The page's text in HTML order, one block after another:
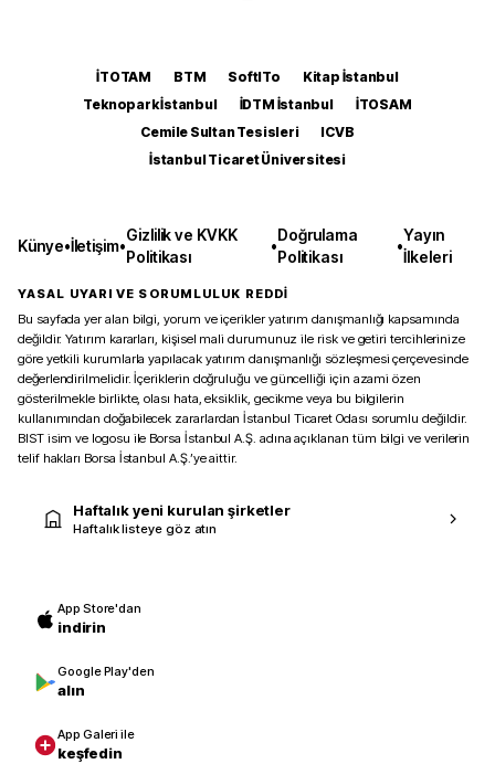
İTOTAM BTM SoftITo
Kitap İstanbul
Teknopark İstanbul
İDTM İstanbul
İTOSAM
Cemile Sultan Tesisleri
ICVB
İstanbul Ticaret Üniversitesi
Künye•İletişim•
Gizlilik ve KVKK
Politikası
•
Doğrulama
Politikası
•
Yayın
İlkeleri
YASAL UYARI VE SORUMLULUK REDDİ
Bu sayfada yer alan bilgi, yorum ve içerikler yatırım danışmanlığı kapsamında
değildir. Yatırım kararları, kişisel mali durumunuz ile risk ve getiri tercihlerinize
göre yetkili kurumlarla yapılacak yatırım danışmanlığı sözleşmesi çerçevesinde
değerlendirilmelidir. İçeriklerin doğruluğu ve güncelliği için azami özen
gösterilmekle birlikte, olası hata, eksiklik, gecikme veya bu bilgilerin
kullanımından doğabilecek zararlardan İstanbul Ticaret Odası sorumlu değildir.
BIST isim ve logosu ile Borsa İstanbul A.Ş. adına açıklanan tüm bilgi ve verilerin
telif hakları Borsa İstanbul A.Ş.’ye aittir.
Haftalık yeni kurulan şirketler
Haftalık listeye göz atın
App Store'dan
indirin
Google Play'den
alın
App Galeri ile
keşfedin